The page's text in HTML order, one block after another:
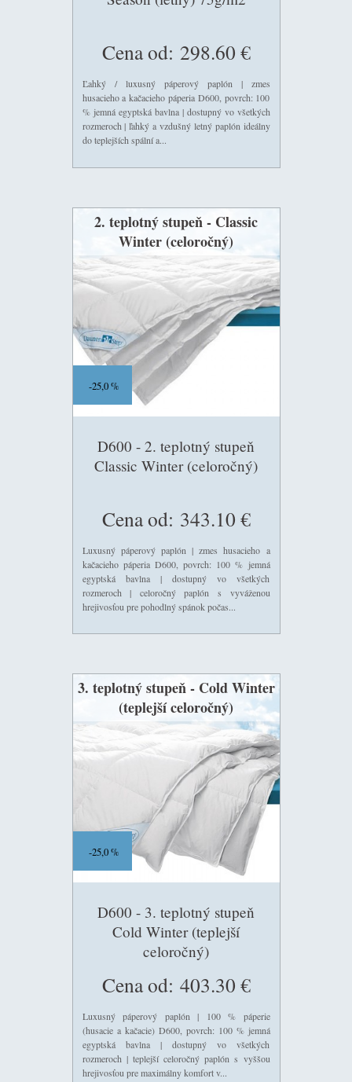
Cena od: 298.60 €
Ľahký / luxusný páperový paplón | zmes
husacieho a kačacieho páperia D600, povrch: 100
% jemná egyptská bavlna | dostupný vo všetkých
rozmeroch | ľahký a vzdušný letný paplón ideálny
do teplejších spální a...
2. teplotný stupeň - Classic
Winter (celoročný)
D600 - 2. teplotný stupeň
Classic Winter (celoročný)
25,0 %
Cena od: 343.10 €
Luxusný páperový paplón | zmes husacieho a
kačacieho páperia D600, povrch: 100 % jemná
egyptská bavlna | dostupný vo všetkých
rozmeroch | celoročný paplón s vyváženou
hrejivosťou pre pohodlný spánok počas...
3. teplotný stupeň - Cold Winter
(teplejší celoročný)
D600 - 3. teplotný stupeň
Cold Winter (teplejší
celoročný)
25,0 %
Cena od: 403.30 €
Luxusný páperový paplón | 100 % páperie
(husacie a kačacie) D600, povrch: 100 % jemná
egyptská bavlna | dostupný vo všetkých
rozmeroch | teplejší celoročný paplón s vyššou
hrejivosťou pre maximálny komfort v...